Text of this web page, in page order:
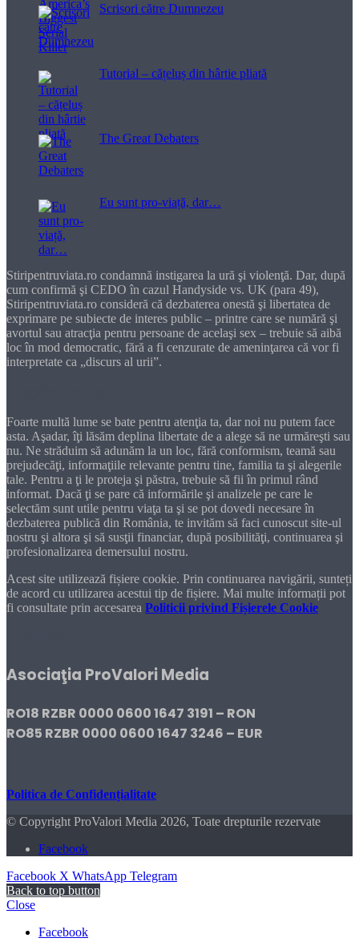
Scrisori către Dumnezeu
Tutorial – cățeluș din hârtie pliată
The Great Debaters
Eu sunt pro-viață, dar…
Stiripentruviata.ro condamnă instigarea la ură şi violenţă. Dar, după
cum confirmă şi CEDO în cazul Handyside vs. UK (para 49),
Stiripentruviata.ro consideră că dezbaterea onestă şi libertatea de
exprimare pe subiecte de interes public – printre care se numără şi
avortul sau atracţia pentru persoane de acelaşi sex – trebuie să aibă
loc în mod democratic, fără a fi cenzurate de ameninţarea că vor fi
interpretate ca „discurs al urii”.
Foarte multă lume se bate pentru atenţia ta, dar noi nu putem face
asta. Aşadar, îţi lăsăm deplina libertate de a alege să ne urmăreşti sau
nu. Ne străduim să adunăm la un loc, fără conformism, teamă sau
prejudecăţi, informaţiile relevante pentru tine, familia ta şi alegerile
tale. Pentru a ţi le proteja şi păstra, trebuie să fii în primul rând
informat. Dacă ţi se pare că informările şi analizele pe care le
selectăm sunt utile pentru viaţa ta şi se pot dovedi necesare în
dezbaterea publică din România, te invităm să faci cunoscut site-ul
nostru şi altora şi să susţii financiar, după posibilităţi, continuarea şi
profesionalizarea demersului nostru.
Acest site utilizează fișiere cookie. Prin continuarea navigării, sunteți
de acord cu utilizarea acestui tip de fișiere. Mai multe informații pot
fi consultate prin accesarea Politicii privind Fișierele Cookie
Asociaţia ProValori Media
RO18 RZBR 0000 0600 1647 3191 – RON
RO85 RZBR 0000 0600 1647 3246 – EUR
Politica de Confidențialitate
© Copyright ProValori Media 2026, Toate drepturile rezervate
Facebook
Facebook X WhatsApp Telegram
Back to top button
Close
Facebook